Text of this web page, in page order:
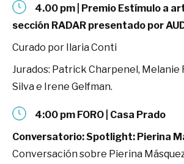
4.00 pm | Premio Estímulo a
sección RADAR presentado por
Curado por Ilaria Conti
Jurados: Patrick Charpenel, Melanie
Silva e Irene Gelfman.
4:00 pm FORO | Casa Prado
Conversatorio: Spotlight: Pierina
Conversación sobre Pierina